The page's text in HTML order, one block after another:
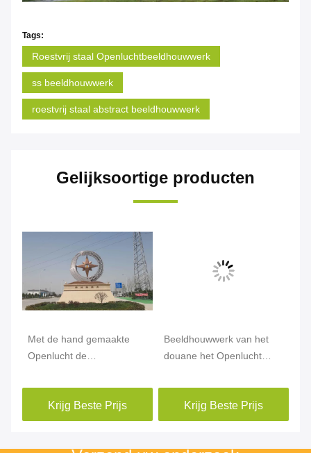
Tags:
Roestvrij staal Openluchtbeeldhouwwerk
ss beeldhouwwerk
roestvrij staal abstract beeldhouwwerk
Gelijksoortige producten
Met de hand gemaakte
Openlucht de
Roestvrij
staalbeeldhouwwerk voor
Stadsdecoratie
Krijg Beste Prijs
Beeldhouwwerk van het
douane het Openlucht
en het Beeldhouwwerk van
de Metaaltuin
Krijg Beste Prijs